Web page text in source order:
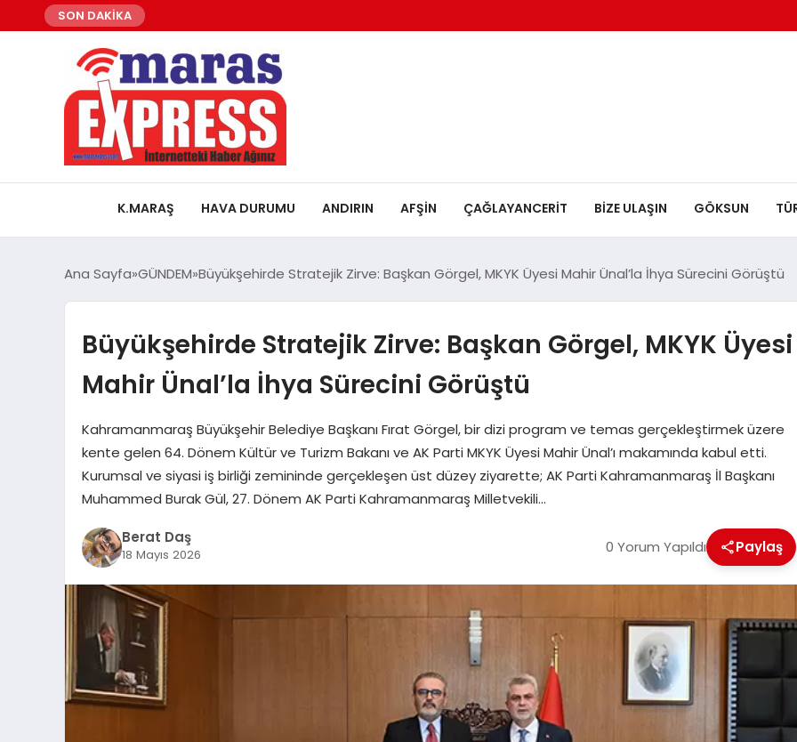
SON DAKİKA
K.MARAŞ HAVA DURUMU ANDIRIN AFŞİN ÇAĞLAYANCERİT BİZE ULAŞIN GÖKSUN
Ana Sayfa GÜNDEM Büyükşehirde Stratejik Zirve: Başkan Görgel, MKYK Üyesi Mahir Ünal’la İhya Sürecini Görüştü
Büyükşehirde Stratejik Zirve: Başkan Görgel, MKYK Üyesi
Mahir Ünal’la İhya Sürecini Görüştü
Kahramanmaraş Büyükşehir Belediye Başkanı Fırat Görgel, bir dizi program ve temas gerçekleştirmek üzere
kente gelen 64. Dönem Kültür ve Turizm Bakanı ve AK Parti MKYK Üyesi Mahir Ünal’ı makamında kabul etti.
Kurumsal ve siyasi iş birliği zemininde gerçekleşen üst düzey ziyarette; AK Parti Kahramanmaraş İl Başkanı
Muhammed Burak Gül, 27. Dönem AK Parti Kahramanmaraş Milletvekili…
Berat Daş
18 Mayıs 2026 0 Yorum Yapıldı Paylaş